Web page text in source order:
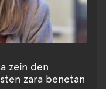
zein den
zara benetan